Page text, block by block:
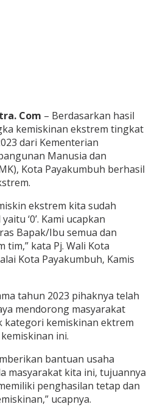
Com – Berdasarkan hasil
kemiskinan ekstrem tingkat
dari Kementerian
Manusia dan
Kota Payakumbuh berhasil
ekstrem kita sudah
‘0’. Kami ucapkan
Bapak/Ibu semua dan
tim,” kata Pj. Wali Kota
Kota Payakumbuh, Kamis
tahun 2023 pihaknya telah
mendorong masyarakat
kategori kemiskinan ektrem
ini.
bantuan usaha
masyarakat kita ini, tujuannya
penghasilan tetap dan
ucapnya.